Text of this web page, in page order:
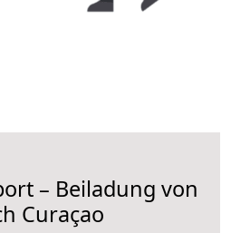
– Beiladung von
Curaçao